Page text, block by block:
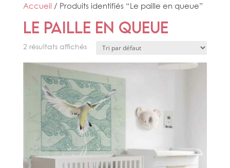
Accueil / Produits identifiés “Le paille en queue”
Le paille en queue
2 résultats affichés